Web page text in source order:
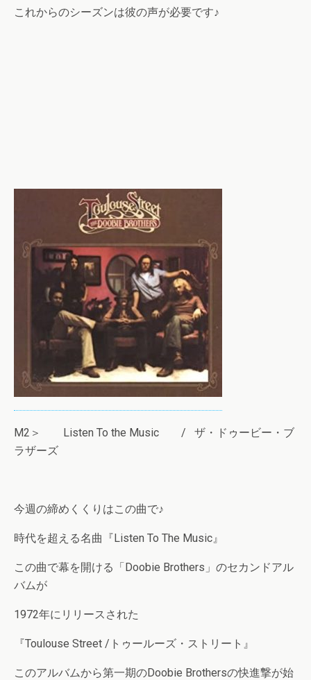
これからのシーズンは彼の声が必要です♪
M2＞ Listen To the Music / ザ・ドゥービー・ブ
ラザーズ
今週の締めくくりはこの曲で♪
時代を超える名曲『Listen To The Music』
この曲で幕を開ける「Doobie Brothers」のセカンドアル
バムが
1972年にリリースされた
『Toulouse Street /トゥールーズ・ストリート』
このアルバムから第一期のDoobie Brothersの快進撃が始